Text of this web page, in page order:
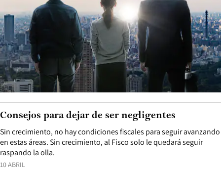
10 ABRIL
Sin crecimiento, no hay condiciones fiscales para seguir avanzando
en estas áreas. Sin crecimiento, al Fisco solo le quedará seguir
raspando la olla.
Consejos para dejar de ser negligentes